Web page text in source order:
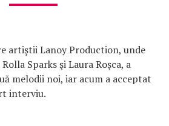
artiştii Lanoy Production, unde
Sparks şi Laura Roşca, a
melodii noi, iar acum a acceptat
interviu.